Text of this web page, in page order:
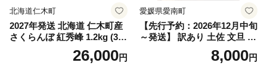
北海道仁木町
2027年発送 北海道 仁木町産
さくらんぼ 紅秀峰 1.2kg (300
g×4パック) Lサイズ以上 旬
桜桃 産地直送 サクランボ チ
26,000円
愛媛県愛南町
【先行予約：2026年12月中旬
～発送】 訳あり 土佐 文旦 8k
g (Mサイズ以上サイズミック
ス) 8000円 わけあり ぶんた
8,000円